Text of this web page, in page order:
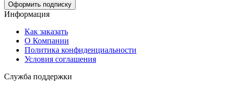
Оформить подписку
Информация
Как заказать
О Компании
Политика конфиденциальности
Условия соглашения
Служба поддержки